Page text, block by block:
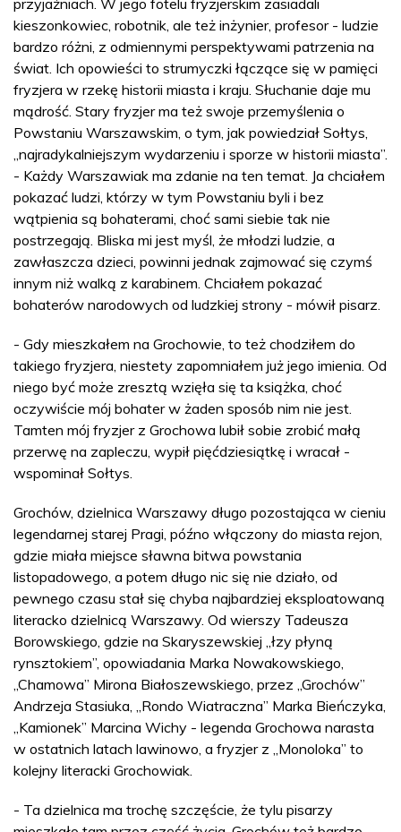
przyjaźniach. W jego fotelu fryzjerskim zasiadali
kieszonkowiec, robotnik, ale też inżynier, profesor - ludzie
bardzo różni, z odmiennymi perspektywami patrzenia na
świat. Ich opowieści to strumyczki łączące się w pamięci
fryzjera w rzekę historii miasta i kraju. Słuchanie daje mu
mądrość. Stary fryzjer ma też swoje przemyślenia o
Powstaniu Warszawskim, o tym, jak powiedział Sołtys,
„najradykalniejszym wydarzeniu i sporze w historii miasta”.
- Każdy Warszawiak ma zdanie na ten temat. Ja chciałem
pokazać ludzi, którzy w tym Powstaniu byli i bez
wątpienia są bohaterami, choć sami siebie tak nie
postrzegają. Bliska mi jest myśl, że młodzi ludzie, a
zawłaszcza dzieci, powinni jednak zajmować się czymś
innym niż walką z karabinem. Chciałem pokazać
bohaterów narodowych od ludzkiej strony - mówił pisarz.
- Gdy mieszkałem na Grochowie, to też chodziłem do
takiego fryzjera, niestety zapomniałem już jego imienia. Od
niego być może zresztą wzięła się ta książka, choć
oczywiście mój bohater w żaden sposób nim nie jest.
Tamten mój fryzjer z Grochowa lubił sobie zrobić małą
przerwę na zapleczu, wypił pięćdziesiątkę i wracał -
wspominał Sołtys.
Grochów, dzielnica Warszawy długo pozostająca w cieniu
legendarnej starej Pragi, późno włączony do miasta rejon,
gdzie miała miejsce sławna bitwa powstania
listopadowego, a potem długo nic się nie działo, od
pewnego czasu stał się chyba najbardziej eksploatowaną
literacko dzielnicą Warszawy. Od wierszy Tadeusza
Borowskiego, gdzie na Skaryszewskiej „łzy płyną
rynsztokiem”, opowiadania Marka Nowakowskiego,
„Chamowa” Mirona Białoszewskiego, przez „Grochów”
Andrzeja Stasiuka, „Rondo Wiatraczna” Marka Bieńczyka,
„Kamionek” Marcina Wichy - legenda Grochowa narasta
w ostatnich latach lawinowo, a fryzjer z „Monoloka” to
kolejny literacki Grochowiak.
- Ta dzielnica ma trochę szczęście, że tylu pisarzy